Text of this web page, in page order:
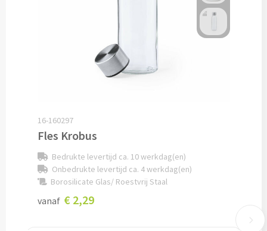
Markeerstiften bedrukken
Waskrijtjes bedrukken
Notitieboekjes & Schrijfmappen
Notitieboekjes bedrukken
16-160297
Fles Krobus
Bedrukte levertijd ca. 10 werkdag(en)
Onbedrukte levertijd ca. 4 werkdag(en)
Borosilicate Glas/ Roestvrij Staal
vanaf € 2,29